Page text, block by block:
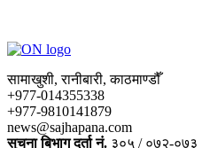
सामाखुशी, रानीबारी, काठमाण्डौँ
+977-014355338
+977-9810141879
news@sajhapana.com
सुचना बिभाग दर्ता नं. ३०५ / ०७२-०७३